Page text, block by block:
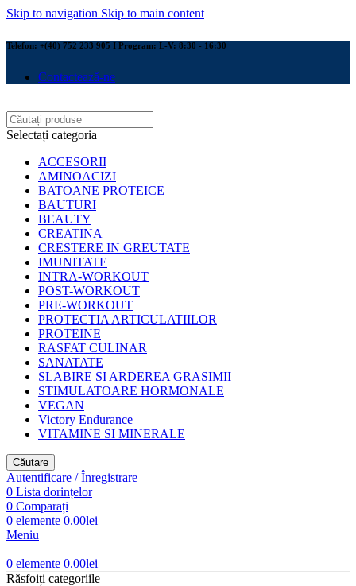
Skip to navigation Skip to main content
Telefon: +(40) 752 233 905 I Program: L-V: 8:30 - 16:30
Contactează-ne
Selectați categoria
ACCESORII
AMINOACIZI
BATOANE PROTEICE
BAUTURI
BEAUTY
CREATINA
CRESTERE IN GREUTATE
IMUNITATE
INTRA-WORKOUT
POST-WORKOUT
PRE-WORKOUT
PROTECTIA ARTICULATIILOR
PROTEINE
RASFAT CULINAR
SANATATE
SLABIRE SI ARDEREA GRASIMII
STIMULATOARE HORMONALE
VEGAN
Victory Endurance
VITAMINE SI MINERALE
Căutare
Autentificare / Înregistrare
0 Lista dorințelor
0 Comparați
0 elemente 0.00lei
Meniu
0 elemente 0.00lei
Răsfoiți categoriile